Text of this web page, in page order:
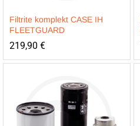
Filtrite komplekt CASE IH
FLEETGUARD
219,90 €